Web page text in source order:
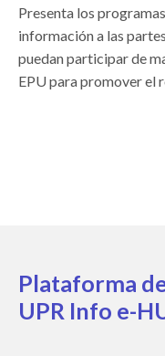
Presenta los
información a las
puedan participar de
EPU para promover el
Plataforma
UPR Info e-